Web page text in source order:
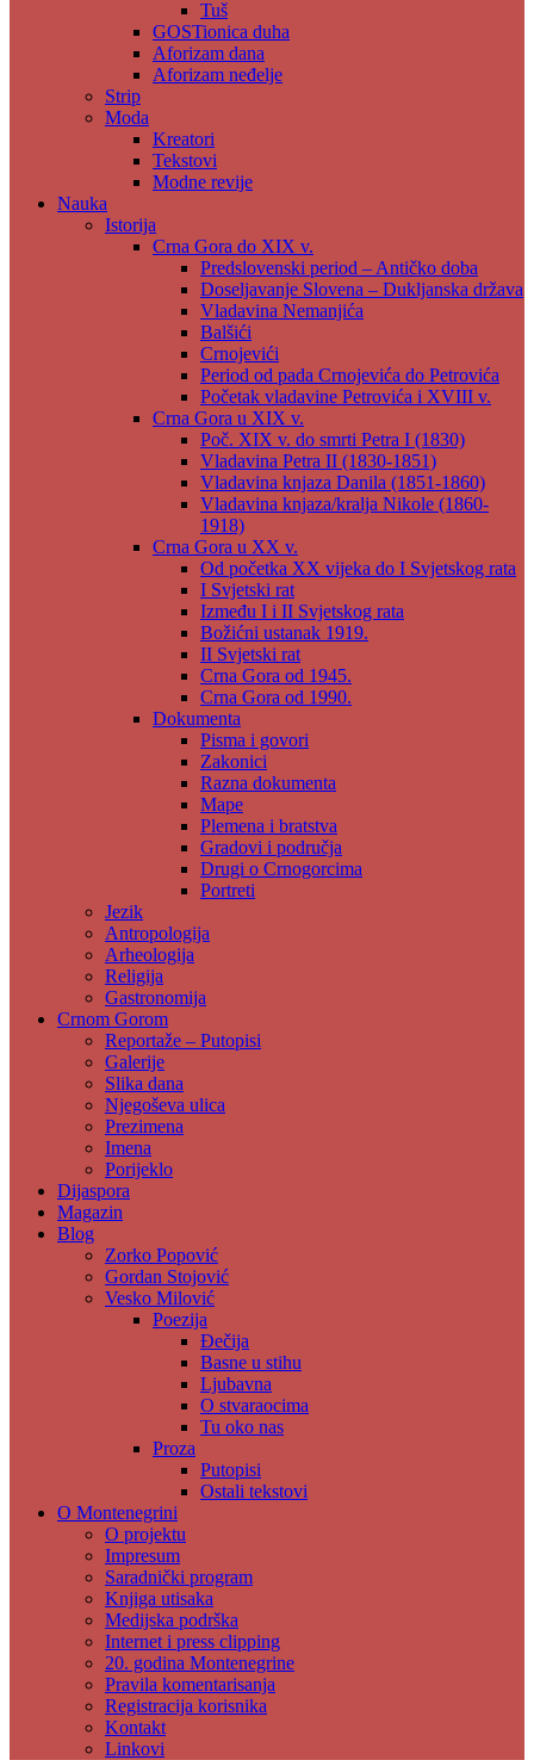
Tuš
GOSTionica duha
Aforizam dana
Aforizam neđelje
Strip
Moda
Kreatori
Tekstovi
Modne revije
Nauka
Istorija
Crna Gora do XIX v.
Predslovenski period – Antičko doba
Doseljavanje Slovena – Dukljanska država
Vladavina Nemanjića
Balšići
Crnojevići
Period od pada Crnojevića do Petrovića
Početak vladavine Petrovića i XVIII v.
Crna Gora u XIX v.
Poč. XIX v. do smrti Petra I (1830)
Vladavina Petra II (1830-1851)
Vladavina knjaza Danila (1851-1860)
Vladavina knjaza/kralja Nikole (1860-
1918)
Crna Gora u XX v.
Od početka XX vijeka do I Svjetskog rata
I Svjetski rat
Između I i II Svjetskog rata
Božićni ustanak 1919.
II Svjetski rat
Crna Gora od 1945.
Crna Gora od 1990.
Dokumenta
Pisma i govori
Zakonici
Razna dokumenta
Mape
Plemena i bratstva
Gradovi i područja
Drugi o Crnogorcima
Portreti
Jezik
Antropologija
Arheologija
Religija
Gastronomija
Crnom Gorom
Reportaže – Putopisi
Galerije
Slika dana
Njegoševa ulica
Prezimena
Imena
Porijeklo
Dijaspora
Magazin
Blog
Zorko Popović
Gordan Stojović
Vesko Milović
Poezija
Đečija
Basne u stihu
Ljubavna
O stvaraocima
Tu oko nas
Proza
Putopisi
Ostali tekstovi
O Montenegrini
O projektu
Impresum
Saradnički program
Knjiga utisaka
Medijska podrška
Internet i press clipping
20. godina Montenegrine
Pravila komentarisanja
Registracija korisnika
Kontakt
Linkovi